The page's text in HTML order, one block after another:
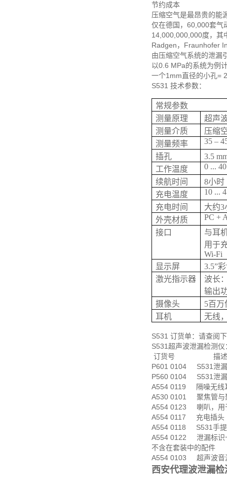
节约成本
压缩空气是最昂贵的能
仅在德国，60,000套气
14,000,000,000度，其
Radgen，Fraunhofer
由压缩空气系统的泄漏
以0.6 MPa的系统为例
一个1mm直径的小孔=
S531 技术参数：
常规参数
测量原理
超声
测量介质
压缩
测量频率
35 –
插孔
3.5
工作温度
0 ...
续航时间
8小时
充电温度
10 ...
充电时间
大约3
外壳材质
PC +
接口
与耳
用于
Wi-Fi
显示屏
3.5”
激光指示器
波长
输出
摄像头
5百万
耳机
无线
S531 订货单：请查阅
S531超声波泄漏检测仪
订货号 描述
P601 0104 S531泄漏
P560 0104 S531泄
A554 0119 隔噪无线
A530 0101 聚焦管与
A554 0123 喇叭，用
A554 0117 充电插头
A554 0118 S531手
A554 0122 泄漏标识
不含在套装中的配件
A554 0103 超声波音
西安代理波泄漏